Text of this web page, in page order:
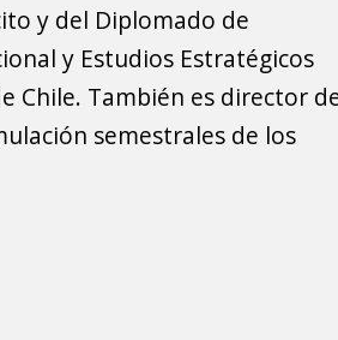
y del Diplomado de
y Estudios Estratégicos
Chile. También es director
semestrales de los